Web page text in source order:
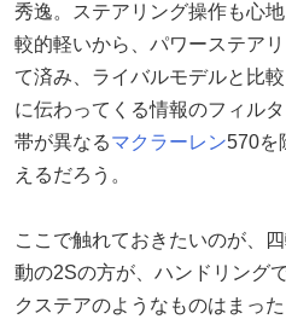
秀逸。ステアリング操作も心
較的軽いから、パワーステア
て済み、ライバルモデルと比
に伝わってくる情報のフィル
帯が異なるマクラーレン570を
えるだろう。
ここで触れておきたいのが、
動の2Sの方が、ハンドリング
クステアのようなものはまっ